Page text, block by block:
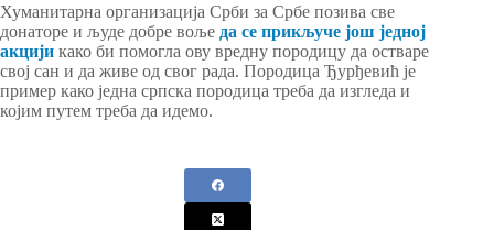
Хуманитарна организација Срби за Србе позива све
донаторе и људе добре воље да се прикључе још једној
акцији како би помогла ову вредну породицу да остваре
свој сан и да живе од свог рада. Породица Ђурђевић је
пример како једна српска породица треба да изгледа и
којим путем треба да идемо.